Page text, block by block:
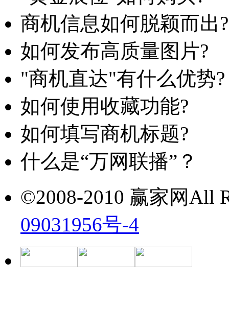
商机信息如何脱颖而出?
如何发布高质量图片?
"商机直达"有什么优势?
如何使用收藏功能?
如何填写商机标题?
什么是“万网联播”？
©2008-2010 赢家网All
09031956号-4